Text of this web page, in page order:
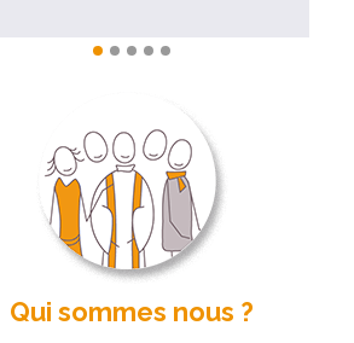
Qui sommes nous ?